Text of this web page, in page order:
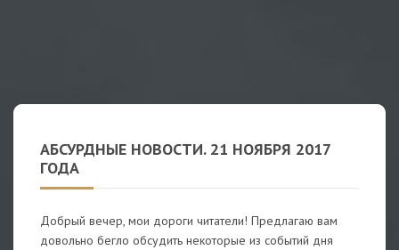
АБСУРДНЫЕ НОВОСТИ. 21 НОЯБРЯ 2017
ГОДА
Добрый вечер, мои дороги читатели! Предлагаю вам
довольно бегло обсудить некоторые из событий дня